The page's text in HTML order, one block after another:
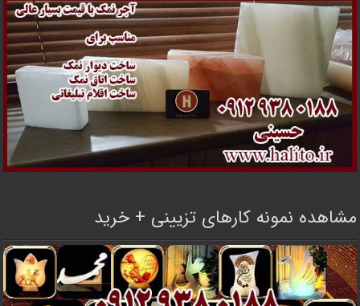
مشاهده نمونه کارهای تزیینی + خرید